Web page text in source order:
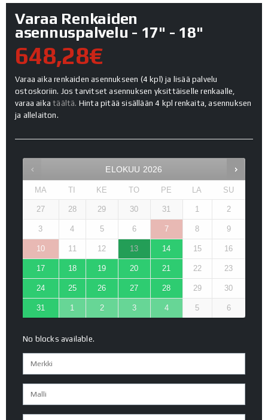
Varaa Renkaiden
asennuspalvelu - 17" - 18"
648,28€
Varaa aika renkaiden asennukseen (4 kpl) ja lisää palvelu
ostoskoriin. Jos tarvitset asennuksen yksittäiselle renkaalle,
varaa aikatäältä. Hinta pitää sisällään 4 kpl renkaita, asennuksen
ja allelaiton.
ELOKUU 2026
MA TI KE TO PE LA SU
27 28 29 30 31 1 2
3 4 5 6 7 8 9
10 11 12 13 14 15 16
17 18 19 20 21 22 23
24 25 26 27 28 29 30
31 1 2 3 4 5 6
No blocks available.